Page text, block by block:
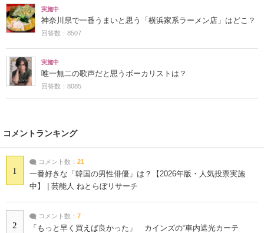
実施中
神奈川県で一番うまいと思う「横浜家系ラーメン店」はどこ？
回答数：8507
実施中
唯一無二の歌声だと思うボーカリストは？
回答数：8085
コメントランキング
1
コメント数： 21
一番好きな「韓国の男性俳優」は？【2026年版・人気投票実施
中】 | 芸能人 ねとらぼリサーチ
2
コメント数： 7
「もっと早く買えば良かった」 カインズの“車内遮光カーテ